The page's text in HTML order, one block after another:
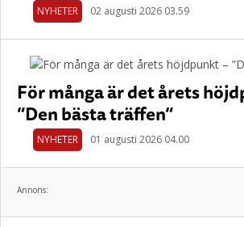
NYHETER 02 augusti 2026 03.59
För många är det årets
”Den bästa träffen”
NYHETER 01 augusti 2026 04.00
Annons: